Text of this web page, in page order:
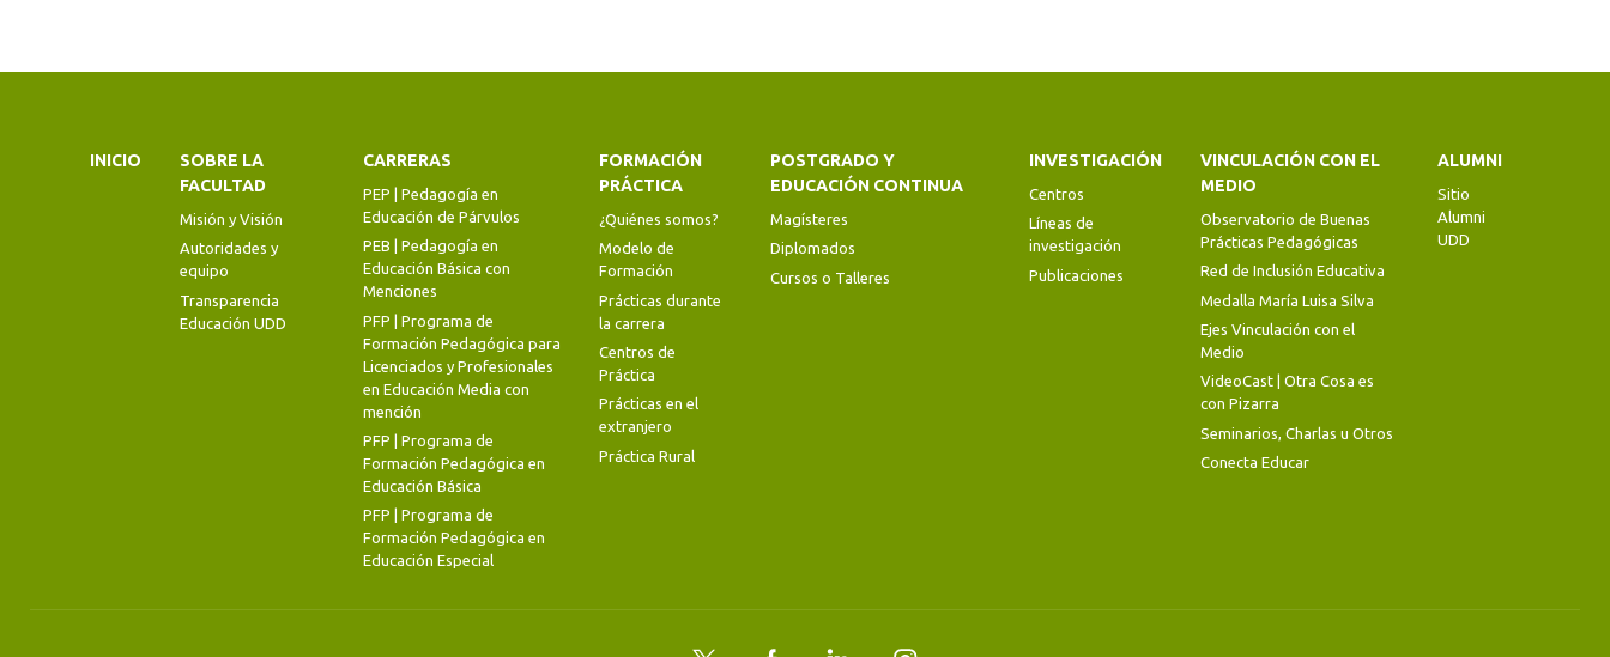
INICIO
SOBRE LA
FACULTAD
Misión y Visión
Autoridades y
equipo
Transparencia
Educación UDD
CARRERAS
PEP | Pedagogía en
Educación de Párvulos
PEB | Pedagogía en
Educación Básica con
Menciones
PFP | Programa de
Formación Pedagógica para
Licenciados y Profesionales
en Educación Media con
mención
PFP | Programa de
Formación Pedagógica en
Educación Básica
PFP | Programa de
Formación Pedagógica en
Educación Especial
FORMACIÓN
PRÁCTICA
¿Quiénes somos?
Modelo de
Formación
Prácticas durante
la carrera
Centros de
Práctica
Prácticas en el
extranjero
Práctica Rural
POSTGRADO Y
EDUCACIÓN CONTINUA
Magísteres
Diplomados
Cursos o Talleres
INVESTIGACIÓN
Centros
Líneas de
investigación
Publicaciones
VINCULACIÓN CON EL
MEDIO
Observatorio de Buenas
Prácticas Pedagógicas
Red de Inclusión Educativa
Medalla María Luisa Silva
Ejes Vinculación con el
Medio
VideoCast | Otra Cosa es
con Pizarra
Seminarios, Charlas u Otros
Conecta Educar
ALUMNI
Sitio
Alumni
UDD